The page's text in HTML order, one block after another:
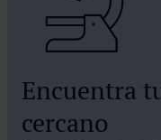
Encuentra
cercano